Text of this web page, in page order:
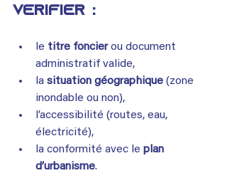
vérifier :
le titre foncier ou document
administratif valide,
la situation géographique (zone
inondable ou non),
l’accessibilité (routes, eau,
électricité),
la conformité avec le plan
d’urbanisme.